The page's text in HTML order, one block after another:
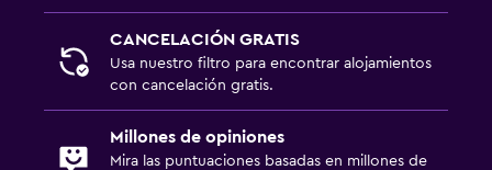
CANCELACIÓN GRATIS
Usa nuestro filtro para encontrar alojamientos
con cancelación gratis.
Millones de opiniones
Mira las puntuaciones basadas en millones de